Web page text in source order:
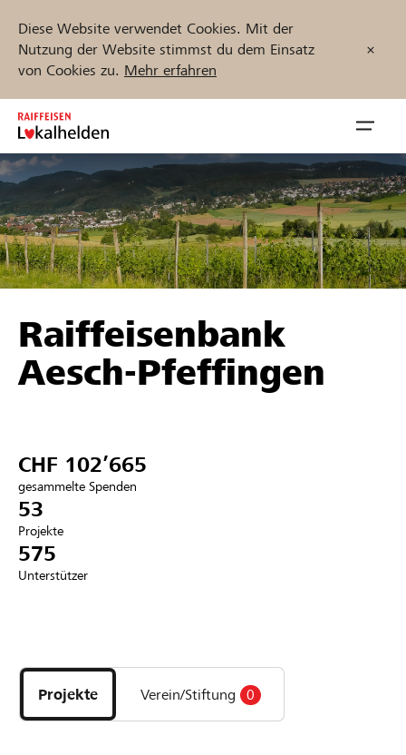
Diese Website verwendet Cookies. Mit der
Nutzung der Website stimmst du dem Einsatz
von Cookies zu. Mehr erfahren
Zum
Inhalt
springen
öffnen
Unterstützen
Hilfe & Support
Anmelden
Projekte und Organisationen finden
Jetzt starten
DE FR IT
Raiffeisenbank
Aesch-Pfeffingen
CHF 102’665
gesammelte Spenden
53
Projekte
575
Unterstützer
Projekte
und
Organisationen
Projekte Verein/Stiftung 0